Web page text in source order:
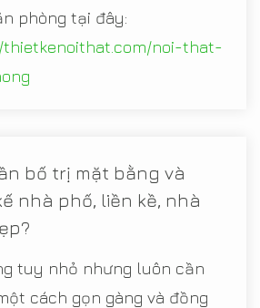
phòng tại đây:
noi-that-
bố trị mặt bằng và
nhà phố, liền kề, nhà
tuy nhỏ nhưng luôn cần
cách gọn gàng và đồng